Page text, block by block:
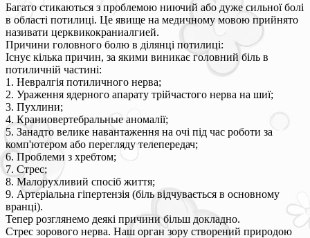
Багато стикаються з проблемою ниючий або дуже сильної болі
в області потилиці. Це явище на медичному мовою прийнято
називати церквикокраниалгией.
Причини головного болю в ділянці потилиці:
Існує кілька причин, за якими виникає головний біль в
потиличній частині:
1. Невралгія потиличного нерва;
2. Ураження ядерного апарату трійчастого нерва на шиї;
3. Пухлини;
4. Краниовертебральные аномалії;
5. Занадто велике навантаження на очі під час роботи за
комп'ютером або перегляду телепередач;
6. Проблеми з хребтом;
7. Стрес;
8. Малорухливий спосіб життя;
9. Артеріальна гіпертензія (біль відчувається в основному
вранці).
Тепер розглянемо деякі причини більш докладно.
Стрес зорового нерва. Наш орган зору створений природою